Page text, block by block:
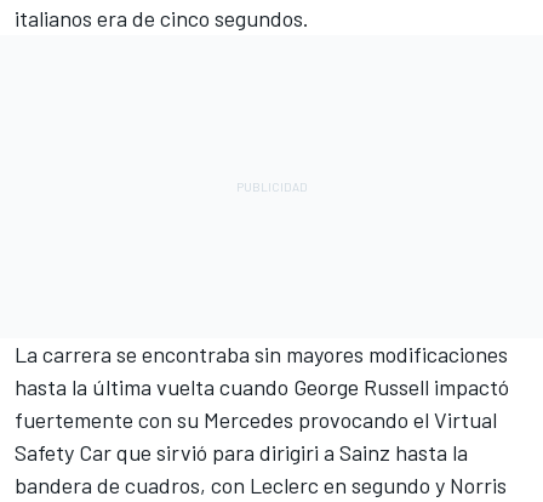
italianos era de cinco segundos.
La carrera se encontraba sin mayores modificaciones
hasta la última vuelta cuando George Russell impactó
fuertemente con su Mercedes provocando el Virtual
Safety Car que sirvió para dirigiri a Sainz hasta la
bandera de cuadros, con Leclerc en segundo y Norris